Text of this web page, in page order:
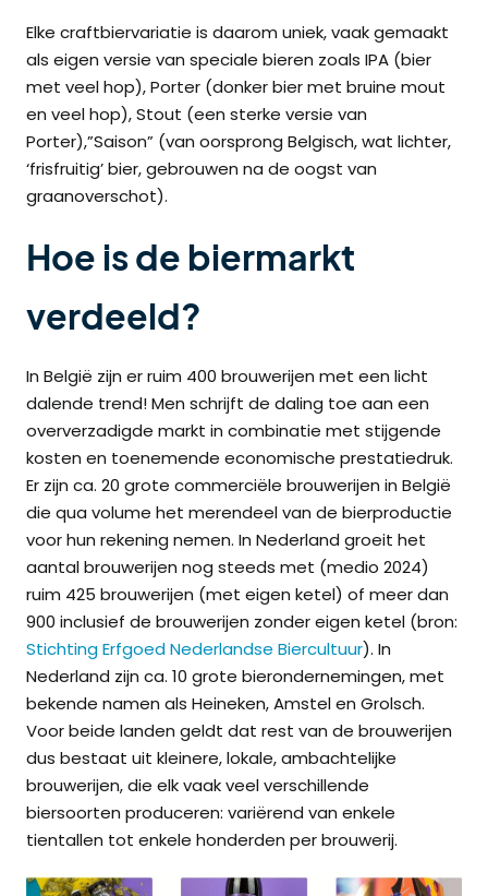
Elke craftbiervariatie is daarom uniek, vaak gemaakt
als eigen versie van speciale bieren zoals IPA (bier
met veel hop), Porter (donker bier met bruine mout
en veel hop), Stout (een sterke versie van
Porter),”Saison” (van oorsprong Belgisch, wat lichter,
‘frisfruitig’ bier, gebrouwen na de oogst van
graanoverschot).
Hoe is de biermarkt
verdeeld?
In België zijn er ruim 400 brouwerijen met een licht
dalende trend! Men schrijft de daling toe aan een
oververzadigde markt in combinatie met stijgende
kosten en toenemende economische prestatiedruk.
Er zijn ca. 20 grote commerciële brouwerijen in België
die qua volume het merendeel van de bierproductie
voor hun rekening nemen. In Nederland groeit het
aantal brouwerijen nog steeds met (medio 2024)
ruim 425 brouwerijen (met eigen ketel) of meer dan
900 inclusief de brouwerijen zonder eigen ketel (bron:
Stichting Erfgoed Nederlandse Biercultuur). In
Nederland zijn ca. 10 grote bierondernemingen, met
bekende namen als Heineken, Amstel en Grolsch.
Voor beide landen geldt dat rest van de brouwerijen
dus bestaat uit kleinere, lokale, ambachtelijke
brouwerijen, die elk vaak veel verschillende
biersoorten produceren: variërend van enkele
tientallen tot enkele honderden per brouwerij.